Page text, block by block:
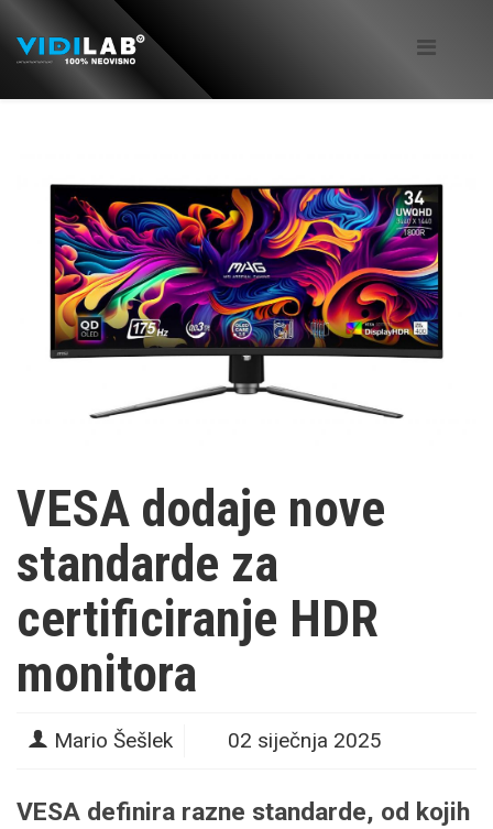
VESA dodaje nove
standarde za
certificiranje HDR
monitora
Mario Šešlek 02 siječnja 2025
VESA definira razne standarde, od kojih